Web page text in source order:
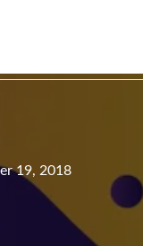
19, 2018